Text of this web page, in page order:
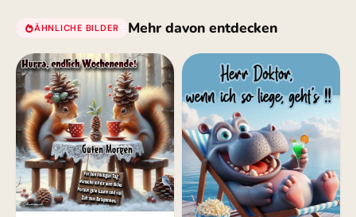
ÄHNLICHE BILDER Mehr davon entdecken